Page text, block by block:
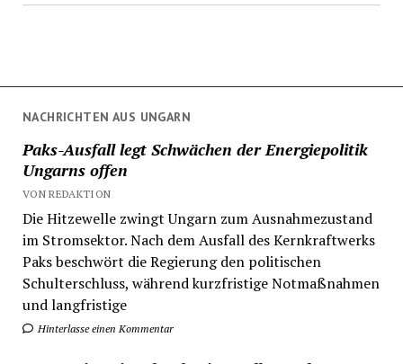
NACHRICHTEN AUS UNGARN
Paks-Ausfall legt Schwächen der Energiepolitik
Ungarns offen
VON REDAKTION
Die Hitzewelle zwingt Ungarn zum Ausnahmezustand
im Stromsektor. Nach dem Ausfall des Kernkraftwerks
Paks beschwört die Regierung den politischen
Schulterschluss, während kurzfristige Notmaßnahmen
und langfristige
Hinterlasse einen Kommentar